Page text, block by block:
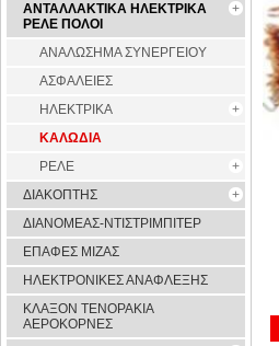
ΑΝΤΑΛΛΑΚΤΙΚΑ ΗΛΕΚΤΡΙΚΑ
ΡΕΛΕ ΠΟΛΟΙ
ΑΝΑΛΩΣΗΜΑ ΣΥΝΕΡΓΕΙΟΥ
ΑΣΦΑΛΕΙΕΣ
ΗΛΕΚΤΡΙΚΑ
ΚΑΛΩΔΙΑ
ΡΕΛΕ
ΔΙΑΚΟΠΤΗΣ
ΔΙΑΝΟΜΕΑΣ-ΝΤΙΣΤΡΙΜΠΙΤΕΡ
ΕΠΑΦΕΣ ΜΙΖΑΣ
ΗΛΕΚΤΡΟΝΙΚΕΣ ΑΝΑΦΛΕΞΗΣ
ΚΛΑΞΟΝ ΤΕΝΟΡΑΚΙΑ
ΑΕΡΟΚΟΡΝΕΣ